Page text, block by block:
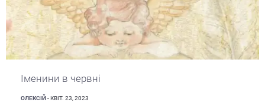
Іменини в червні
ОЛЕКСІЙ - КВІТ. 23, 2023